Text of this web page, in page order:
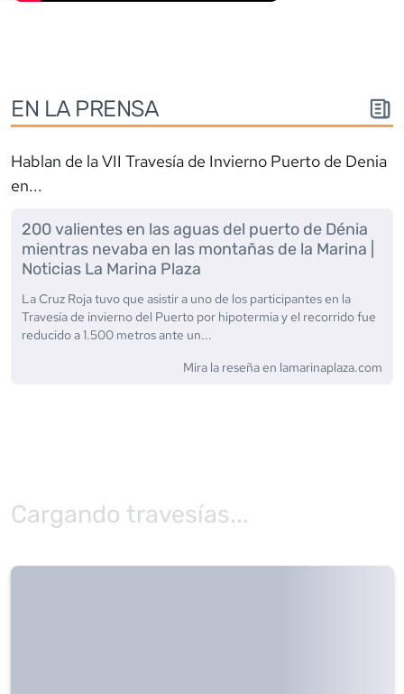
EN LA PRENSA
Hablan de laVII Travesía de Invierno Puerto de Denia
en...
200 valientes en las aguas del puerto de Dénia
mientras nevaba en las montañas de la Marina |
Noticias La Marina Plaza
La Cruz Roja tuvo que asistir a uno de los participantes en la
Travesía de invierno del Puerto por hipotermia y el recorrido fue
reducido a 1.500 metros ante un...
Mira la reseña en lamarinaplaza.com
Cargando travesías...